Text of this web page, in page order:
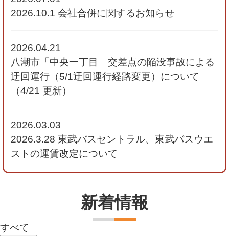
2026.10.1 会社合併に関するお知らせ
2026.04.21
八潮市「中央一丁目」交差点の陥没事故による
迂回運行（5/1迂回運行経路変更）について
（4/21 更新）
2026.03.03
2026.3.28 東武バスセントラル、東武バスウエ
ストの運賃改定について
新着情報
すべて